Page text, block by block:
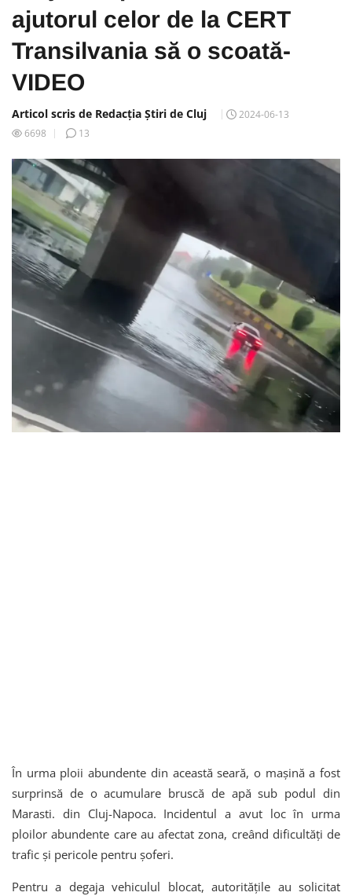
ajutorul celor de la CERT
Transilvania să o scoată-
VIDEO
Articol scris de Redacția Știri de Cluj
2024-06-13
6698
13
În urma ploii abundente din această seară, o mașină a fost
surprinsă de o acumulare bruscă de apă sub podul din
Marasti. din Cluj-Napoca. Incidentul a avut loc în urma
ploilor abundente care au afectat zona, creând dificultăți de
trafic și pericole pentru șoferi.
Pentru a degaja vehiculul blocat, autoritățile au solicitat